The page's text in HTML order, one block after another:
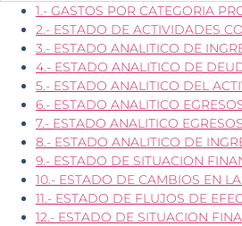
1.- GASTOS POR CATEGORIA
2.- ESTADO DE ACTIVIDADES
3.- ESTADO ANALITICO DE
4.- ESTADO ANALITICO DE
5.- ESTADO ANALITICO DEL
6.- ESTADO ANALITICO
7.- ESTADO ANALITICO
8.- ESTADO ANALITICO DE
9.- ESTADO DE SITUACION
10.- ESTADO DE CAMBIOS EN
11.- ESTADO DE FLUJOS DE
12.- ESTADO DE SITUACION